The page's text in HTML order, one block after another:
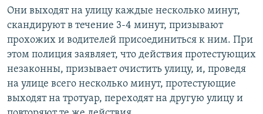
Они выходят на улицу каждые несколько минут,
скандируют в течение 3-4 минут, призывают
прохожих и водителей присоединиться к ним. При
этом полиция заявляет, что действия протестующих
незаконны, призывает очистить улицу, и, проведя
на улице всего несколько минут, протестующие
выходят на тротуар, переходят на другую улицу и